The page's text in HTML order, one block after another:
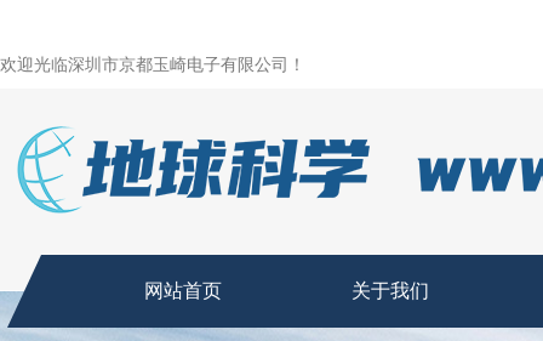
欢迎光临深圳市京都玉崎电子有限公司！
网站首页 关于我们